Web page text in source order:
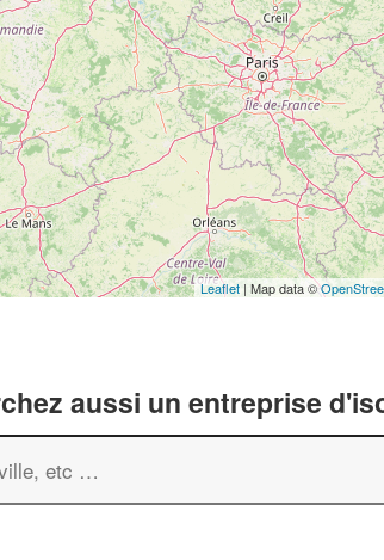
Leaflet | Map data ©
aussi un entreprise